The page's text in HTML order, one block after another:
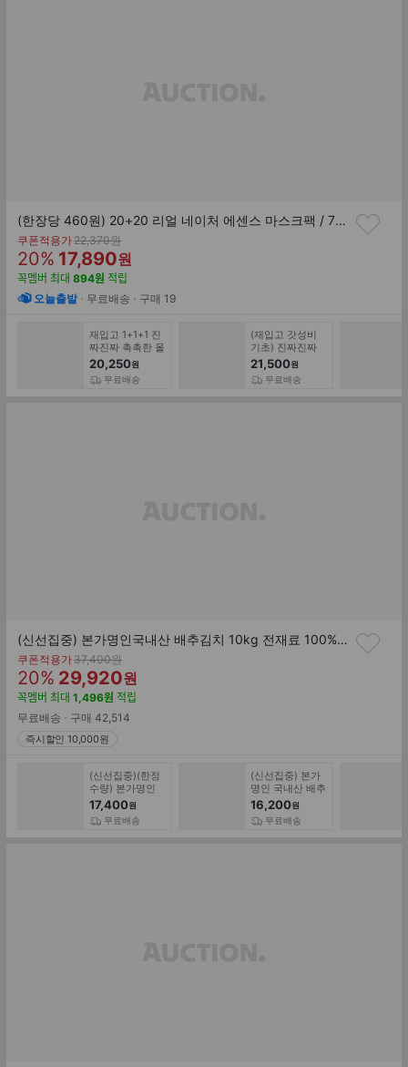
(한장당 460원) 20+20 리얼 네이처 에센스 마스크팩 / 7년 연속 1위 마스크 팩
쿠폰적용가기
존
가
22,370원
할
인
률
20% 판
매
가
17,890원
꼭멤버 최대 894원 적립
오늘출발
무료배송 구매 19
재입고 1+1+1 진
짜진짜 촉촉한 올
리브 기초세트 (+
블루알로에 카밍
포어 패드 증정)
20,250원
무료배송
(재입고 갓성비
기초) 진짜진짜
촉촉한 올리브 토
너 3개 /촉촉 보습
기초케어
21,500원
무료배송
(신선집중) 본가명인국내산 배추김치 10kg 전재료 100% 국산 강원도 고랭지배추 당일생산 생김치
쿠폰적용가기
존
가
37,400원
할
인
률
20% 판
매
가
29,920원
꼭멤버 최대 1,496원 적립
무료배송
구매 42,514
즉시할인 10,000원
(신선집중)(한정
수량) 본가명인
국내산 열무김치
3kg 전재료
100% 국산 아삭
17,400원
무료배송
(신선집중) 본가
명인 국내산 배추
겉절이 김치 3kg
전재료 100% 국
산 강원도 고랭지
16,200원
무료배송